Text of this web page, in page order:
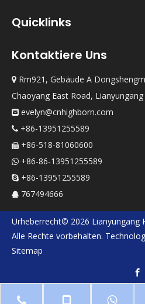
Quicklinks
Kontaktiere Uns
 Rm921, Gebäude A
Chaoyang East Road, Lianyungang
 evelyn@cnhighborn.com
 +86-13951255589
 +86-518-81060600
 +86-86-13951255589
 +86-13951255589
 767494666
Urheberrecht© 2026 Lianyungang
Alle Rechte vorbehalten.
Sitemap